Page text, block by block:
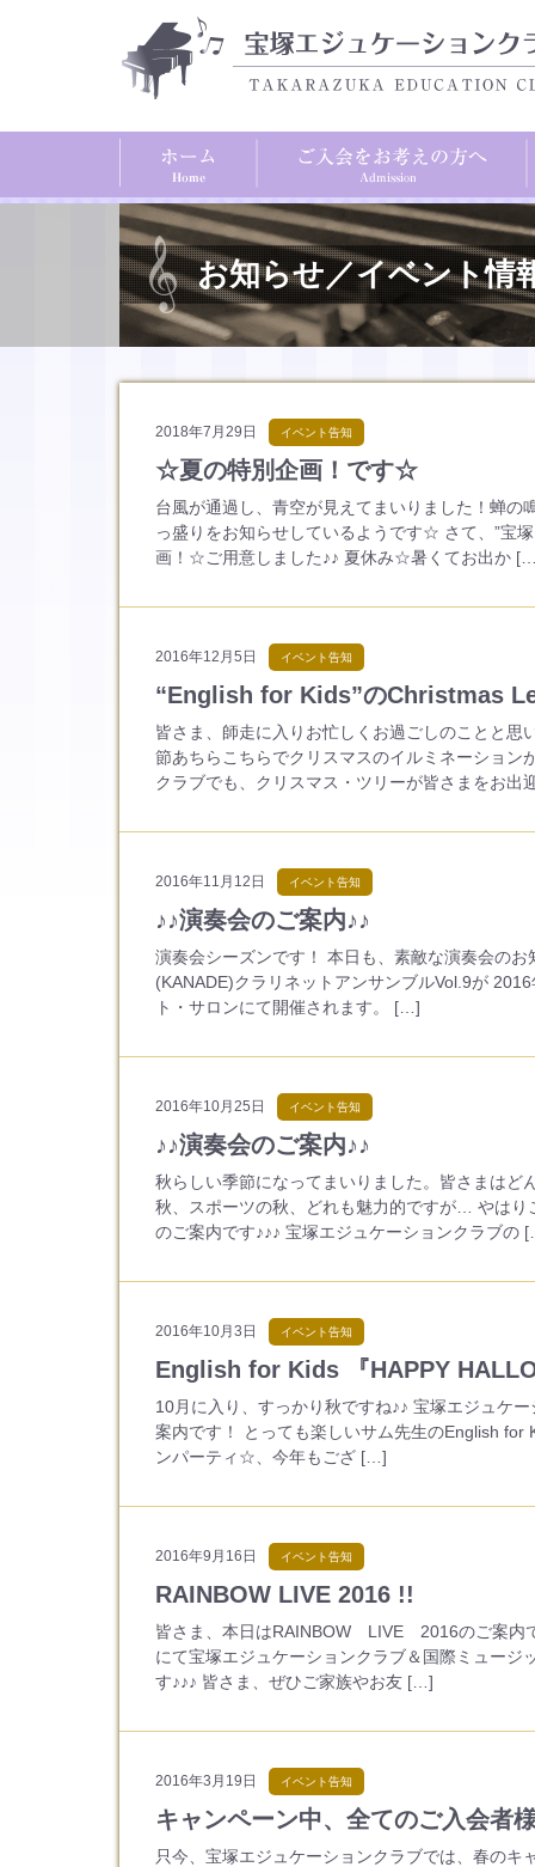
お知らせ／イベント情
2018年7月29日 イベント告知
☆夏の特別企画！です☆
台風が通過し、青空が見えてまいりました！蝉の
っ盛りをお知らせしているようです☆ さて、”宝
画！☆ご用意しました♪♪ 夏休み☆暑くてお出か
2016年12月5日 イベント告知
“English for Kids”のChristmas
皆さま、師走に入りお忙しくお過ごしのことと思
節あちらこちらでクリスマスのイルミネーション
クラブでも、クリスマス・ツリーが皆さまをお出
2016年11月12日 イベント告知
♪♪演奏会のご案内♪♪
演奏会シーズンです！ 本日も、素敵な演奏会の
(KANADE)クラリネットアンサンブルVol.9が
ト・サロンにて開催されます。 […]
2016年10月25日 イベント告知
♪♪演奏会のご案内♪♪
秋らしい季節になってまいりました。皆さまはど
秋、スポーツの秋、どれも魅力的ですが… やは
のご案内です♪♪♪ 宝塚エジュケーションクラブの
2016年10月3日 イベント告知
English for Kids 『HAPPY
10月に入り、すっかり秋ですね♪♪ 宝塚エジュケ
案内です！ とっても楽しいサム先生のEnglish
ンパーティ☆、今年もござ […]
2016年9月16日 イベント告知
RAINBOW LIVE 2016 !!
皆さま、本日はRAINBOW LIVE 2016のご案内
にて宝塚エジュケーションクラブ＆国際ミュージ
す♪♪♪ 皆さま、ぜひご家族やお友 […]
2016年3月19日 イベント告知
キャンペーン中、全てのご入会者
只今、宝塚エジュケーションクラブでは、春の